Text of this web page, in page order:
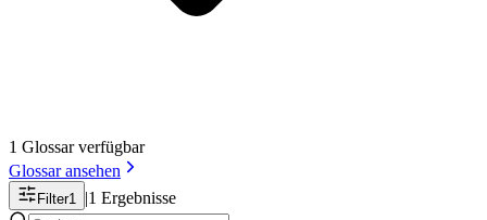
1 Glossarverfügbar
Glossaransehen
Filter1 |1 Ergebnisse